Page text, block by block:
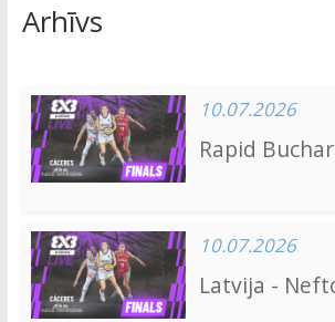
Arhīvs
10.07.2026
Rapid
10.07.2026
Latvija -